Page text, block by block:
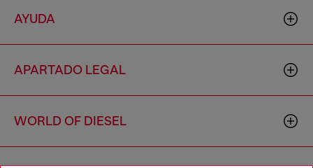
AYUDA
APARTADO LEGAL
WORLD OF DIESEL